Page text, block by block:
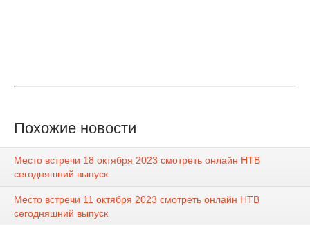
Похожие новости
Место встречи 18 октября 2023 смотреть онлайн НТВ
сегодняшний выпуск
Место встречи 11 октября 2023 смотреть онлайн НТВ
сегодняшний выпуск